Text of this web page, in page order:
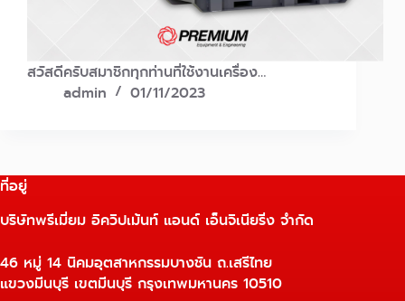
สวัสดีครับสมาชิกทุกท่านที่ใช้งานเครื่อง…
admin
01/11/2023
ที่อยู่
บริษัทพรีเมี่ยม อิควิปเม้นท์ แอนด์ เอ็นจิเนียริ่ง จำกัด
46 หมู่ 14 นิคมอุตสาหกรรมบางชัน ถ.เสรีไทย
แขวงมีนบุรี เขตมีนบุรี กรุงเทพมหานคร 10510